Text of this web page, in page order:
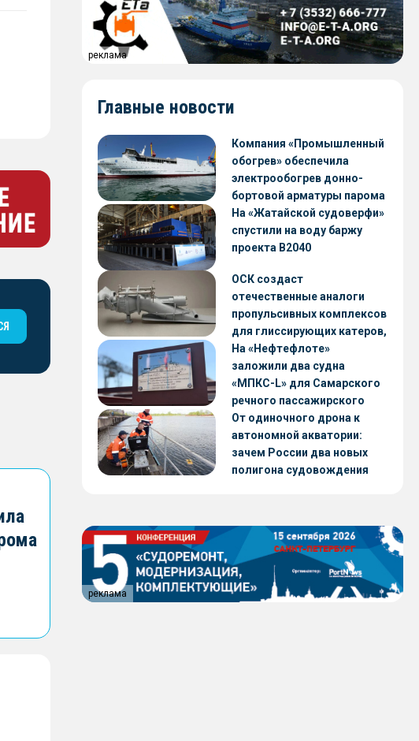
реклама
Главные новости
Компания «Промышленный
обогрев» обеспечила
электрообогрев донно-
бортовой арматуры парома
«Петропавловск» проекта
CNF22
На «Жатайской судоверфи»
спустили на воду баржу
проекта В2040
ОСК создаст
отечественные аналоги
пропульсивных комплексов
для глиссирующих катеров,
скоростных судов и судов с
малой осадкой
На «Нефтефлоте»
заложили два судна
«МПКС-L» для Самарского
речного пассажирского
предприятия
От одиночного дрона к
автономной акватории:
зачем России два новых
полигона судовождения
реклама